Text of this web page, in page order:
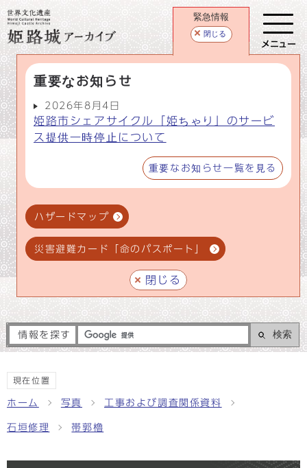
緊急情報
閉じる
重要なお知らせ
2026年8月4日
姫路市シェアサイクル「姫ちゃり」のサービ
ス提供一時停止について
重要なお知らせ一覧を見る
ハザードマップ
災害避難カード「命のパスポート」
閉じる
メニュー
情報を探す 検索
現在位置
ホーム 写真 工事および調査関係資料
石垣修理 帯郭櫓